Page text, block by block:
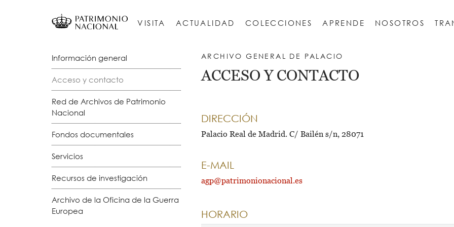
VISITA ACTUALIDAD COLECCIONES APRENDE NOSOTROS
Submenú
-
Archivo
General
de
Palacio
Información general
Acceso y contacto
Red de Archivos de Patrimonio
Nacional
Fondos documentales
Servicios
Recursos de investigación
Archivo de la Oficina de la Guerra
Europea
ARCHIVO GENERAL DE PALACIO
ACCESO Y CONTACTO
DIRECCIÓN
Palacio Real de Madrid. C/ Bailén s/n, 28071
E-MAIL
agp@patrimonionacional.es
HORARIO